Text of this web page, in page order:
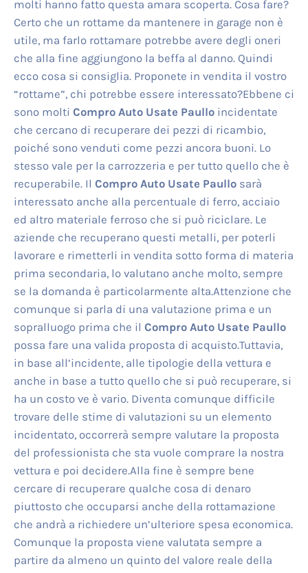
molti hanno fatto questa amara scoperta. Cosa fare?
Certo che un rottame da mantenere in garage non è
utile, ma farlo rottamare potrebbe avere degli oneri
che alla fine aggiungono la beffa al danno. Quindi
ecco cosa si consiglia. Proponete in vendita il vostro
“rottame”, chi potrebbe essere interessato?Ebbene ci
sono molti Compro Auto Usate Paulloincidentate
che cercano di recuperare dei pezzi di ricambio,
poiché sono venduti come pezzi ancora buoni. Lo
stesso vale per la carrozzeria e per tutto quello che è
recuperabile. Il Compro Auto Usate Paullosarà
interessato anche alla percentuale di ferro, acciaio
ed altro materiale ferroso che si può riciclare. Le
aziende che recuperano questi metalli, per poterli
lavorare e rimetterli in vendita sotto forma di materia
prima secondaria, lo valutano anche molto, sempre
se la domanda è particolarmente alta.Attenzione che
comunque si parla di una valutazione prima e un
sopralluogo prima che il Compro Auto Usate Paullo
possa fare una valida proposta di acquisto.Tuttavia,
in base all’incidente, alle tipologie della vettura e
anche in base a tutto quello che si può recuperare, si
ha un costo ve è vario. Diventa comunque difficile
trovare delle stime di valutazioni su un elemento
incidentato, occorrerà sempre valutare la proposta
del professionista che sta vuole comprare la nostra
vettura e poi decidere.Alla fine è sempre bene
cercare di recuperare qualche cosa di denaro
piuttosto che occuparsi anche della rottamazione
che andrà a richiedere un’ulteriore spesa economica.
Comunque la proposta viene valutata sempre a
partire da almeno un quinto del valore reale della